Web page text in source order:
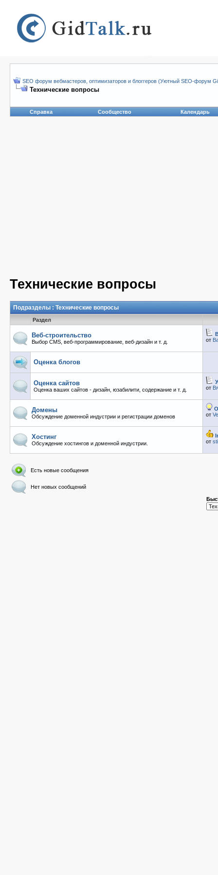
SEO форум вебмастеров, оптимизаторов и блоггеров (Уютный SEO-форум
Технические вопросы
Справка Сообщество Календарь
Технические вопросы
Подразделы : Технические вопросы
Раздел
Веб-строительство
Выбор CMS, веб-программирование, веб-дизайн и т. д.
от
Оценка блогов
Оценка сайтов
Оценка ваших сайтов - дизайн, юзабилити, содержание и т. д.
от
Домены
Обсуждение доменной индустрии и регистрации доменов
от
Хостинг
Обсуждение хостингов и доменной индустрии.
от
Есть новые сообщения
Нет новых сообщений